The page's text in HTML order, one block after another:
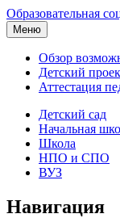
Образовательная
Меню
Обзор
Детский
Аттестация
Детский сад
Начальная
Школа
НПО и СПО
ВУЗ
Навигация